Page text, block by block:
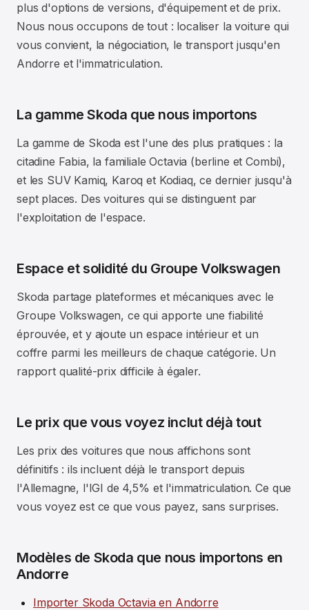
plus d'options de versions, d'équipement et de prix.
Nous nous occupons de tout : localiser la voiture qui
vous convient, la négociation, le transport jusqu'en
Andorre et l'immatriculation.
La gamme Skoda que nous importons
La gamme de Skoda est l'une des plus pratiques : la
citadine Fabia, la familiale Octavia (berline et Combi),
et les SUV Kamiq, Karoq et Kodiaq, ce dernier jusqu'à
sept places. Des voitures qui se distinguent par
l'exploitation de l'espace.
Espace et solidité du Groupe Volkswagen
Skoda partage plateformes et mécaniques avec le
Groupe Volkswagen, ce qui apporte une fiabilité
éprouvée, et y ajoute un espace intérieur et un
coffre parmi les meilleurs de chaque catégorie. Un
rapport qualité-prix difficile à égaler.
Le prix que vous voyez inclut déjà tout
Les prix des voitures que nous affichons sont
définitifs : ils incluent déjà le transport depuis
l'Allemagne, l'IGI de 4,5% et l'immatriculation. Ce que
vous voyez est ce que vous payez, sans surprises.
Modèles de Skoda que nous importons en
Andorre
Importer Skoda Octavia en Andorre